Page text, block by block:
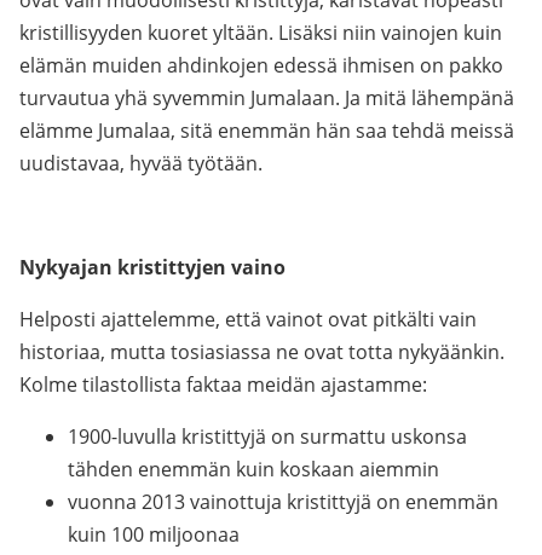
kristillisyyden kuoret yltään. Lisäksi niin vainojen kuin
elämän muiden ahdinkojen edessä ihmisen on pakko
turvautua yhä syvemmin Jumalaan. Ja mitä lähempänä
elämme Jumalaa, sitä enemmän hän saa tehdä meissä
uudistavaa, hyvää työtään.
Nykyajan kristittyjen vaino
Helposti ajattelemme, että vainot ovat pitkälti vain
historiaa, mutta tosiasiassa ne ovat totta nykyäänkin.
Kolme tilastollista faktaa meidän ajastamme:
1900-luvulla kristittyjä on surmattu uskonsa
tähden enemmän kuin koskaan aiemmin
vuonna 2013 vainottuja kristittyjä on enemmän
kuin 100 miljoonaa